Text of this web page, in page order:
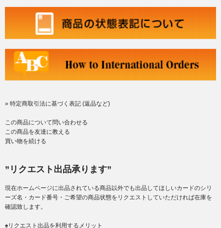
» 特定商取引法に基づく表記 (返品など)
この商品について問い合わせる
この商品を友達に教える
買い物を続ける
”リクエスト出品承ります”
現在ホームページに出品されている商品以外でも出品してほしいカードのシリ
ーズ名・カード番号・ご希望の商品状態をリクエストしていただければ在庫を
確認致します。
♠リクエスト出品を利用するメリット